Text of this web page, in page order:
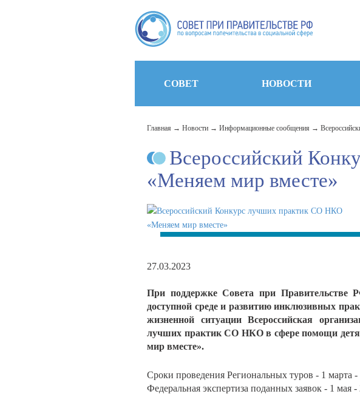
СОВЕТ НОВОСТИ
Главная Новости Информационные сообщения
Всероссийский
«Меняем мир вместе»
27.03.2023
При поддержке Совета при Правительстве
доступной среде и развитию инклюзивных
жизненной ситуации Всероссийская
лучших практик СО НКО в сфере помощи
мир вместе».
Сроки проведения Региональных туров - 1 марта -
Федеральная экспертиза поданных заявок - 1 мая -